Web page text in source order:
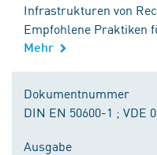
Infrastrukturen von
Empfohlene Praktiken
Mehr
Dokumentnummer
DIN EN 50600-1 ; VDE
Ausgabe